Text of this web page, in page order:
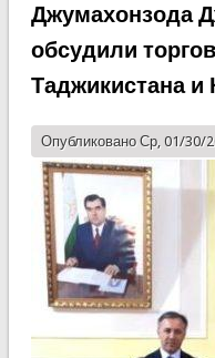
Джумахонзода
обсудили
Таджикистана и
Опубликовано Ср, 01/30/